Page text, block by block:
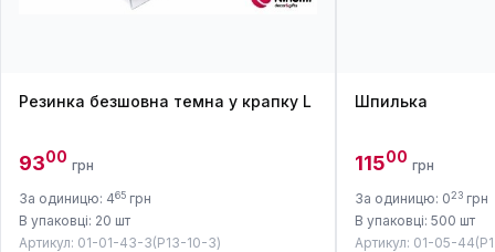
Резинка безшовна темна у крапку L
9300 грн
За одиницю: 465 грн
В упаковці: 20 шт
Артикул: 01-01-43-3(P13-10-3)
Шпилька
11500 грн
За одиницю: 023 грн
В упаковці: 500 шт
Артикул: 01-05-